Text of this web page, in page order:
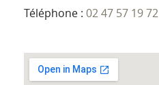
Téléphone : 02 47 57 19 72